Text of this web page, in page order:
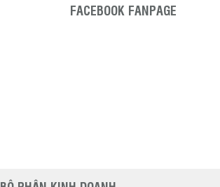
FACEBOOK FANPAGE